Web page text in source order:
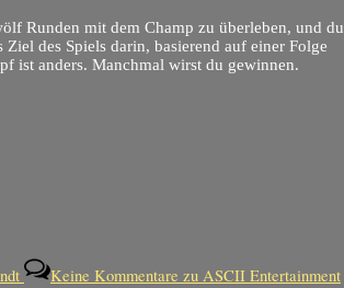
Runden mit dem Champ zu überleben, und du
des Spiels darin, basierend auf einer Folge
ist anders. Manchmal wirst du gewinnen.
Keine Kommentare zu ASCII Entertainment